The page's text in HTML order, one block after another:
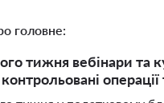
головне:
тижня вебінари та